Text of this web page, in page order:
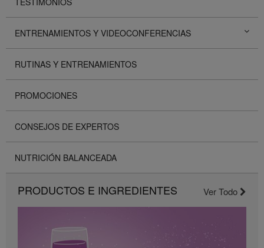
ENTRENAMIENTOS Y VIDEOCONFERENCIAS
RUTINAS Y ENTRENAMIENTOS
PROMOCIONES
CONSEJOS DE EXPERTOS
NUTRICIÓN BALANCEADA
PRODUCTOS E INGREDIENTES Ver Todo